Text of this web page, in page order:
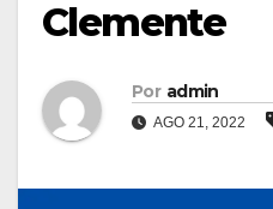
Clemente
Por admin
AGO 21, 2022